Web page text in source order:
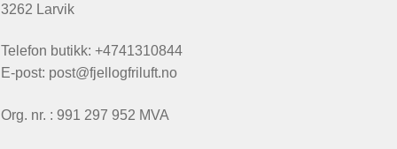
3262 Larvik
Telefon butikk: +4741310844
E-post: post@fjellogfriluft.no
Org. nr. : 991 297 952 MVA